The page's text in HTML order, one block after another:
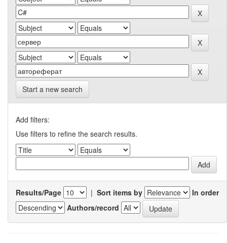
Start a new search
Add filters:
Use filters to refine the search results.
Results/Page | Sort items by
In order
Authors/record